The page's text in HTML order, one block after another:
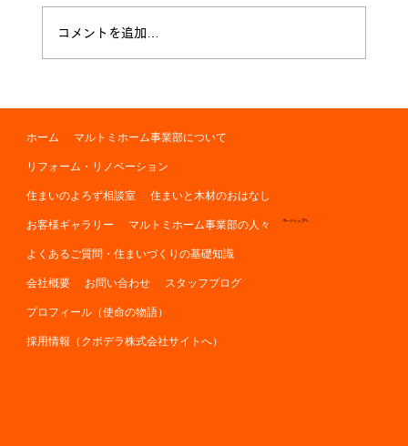
木の伐採 無事に完了！
コメントを追加…
ホーム マルトミホーム事業部について
リフォーム・リノベーション
住まいのよろず相談室 住まいと木材のおはなし
お客様ギャラリー マルトミホーム事業部の人々
よくあるご質問・住まいづくりの基礎知識
会社概要 お問い合わせ スタッフブログ
プロフィール（使命の物語）
採用情報（クボデラ株式会社サイトへ）
ページトップへ